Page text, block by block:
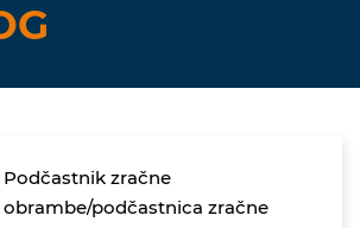
Podčastnik zračne
obrambe/podčastnica zračne